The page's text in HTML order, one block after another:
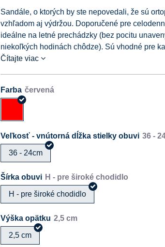
Sandále, o ktorých by ste nepovedali, že sú
vzhľadom aj výdržou. Doporučené pre
ideálne na letné prechádzky (bez pocitu
niekoľkých hodinách chôdze). Sú vhodné pre
Čítajte viac
Farba
Veľkosť - vnútorná dĺžka stielky obuvi
36 - 24cm
Šírka obuvi
H - pre široké chodidlo
Výška opätku
2,5 cm